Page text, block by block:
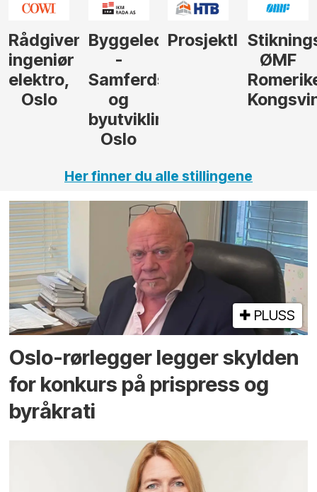
Byggeleder
-
Samferdsel
og
byutvikling,
ProsjektlederStikningsingeniør
Kongsvinger
/
strategi
Her finner du alle stillingene
PLUSS
Oslo-rørlegger legger skylden
for konkurs på prispress og
byråkrati